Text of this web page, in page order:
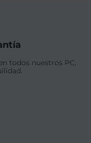
todos nuestros PC,